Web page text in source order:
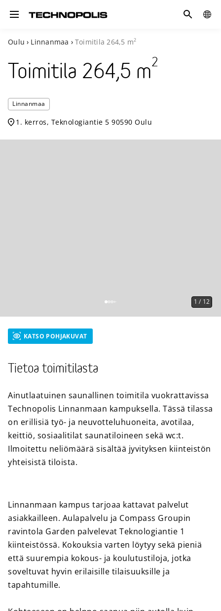
Toggle navigation
Hae
Oulu › Linnanmaa › Toimitila 264,5 m2
Toimitila 264,5 m2
Linnanmaa
1. kerros, Teknologiantie 5 90590 Oulu
1 / 12
KATSO POHJAKUVAT
Tietoa toimitilasta
Ainutlaatuinen saunallinen toimitila vuokrattavissa
Technopolis Linnanmaan kampuksella. Tässä tilassa
on erillisiä työ- ja neuvotteluhuoneita, avotilaa,
keittiö, sosiaalitilat saunatiloineen sekä wc:t.
Ilmoitettu neliömäärä sisältää jyvityksen kiinteistön
yhteisistä tiloista.
Linnanmaan kampus tarjoaa kattavat palvelut
asiakkailleen. Aulapalvelu ja Compass Groupin
ravintola Garden palvelevat Teknologiantie 1
kiinteistössä. Kokouksia varten löytyy sekä pieniä
että suurempia kokous- ja koulutustiloja, jotka
soveltuvat hyvin erilaisille tilaisuuksille ja
tapahtumille.